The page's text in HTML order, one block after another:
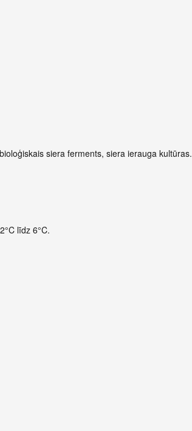
siera ferments, siera ierauga kultūras.
līdz 6°C.